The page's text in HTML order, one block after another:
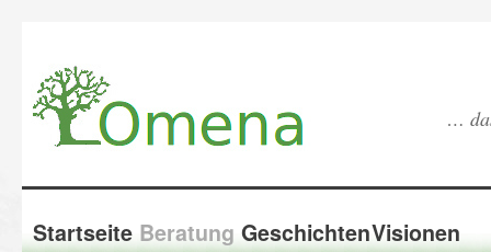
…
Startseite Beratung GeschichtenVisionen